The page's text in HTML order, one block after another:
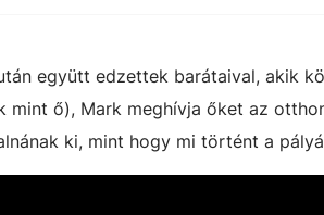
együtt edzettek barátaival, akik
mint ő), Mark meghívja őket az
ki, mint hogy mi történt a